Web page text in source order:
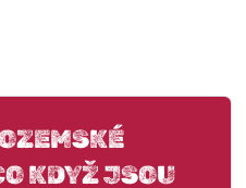
KDYŽ JSOU